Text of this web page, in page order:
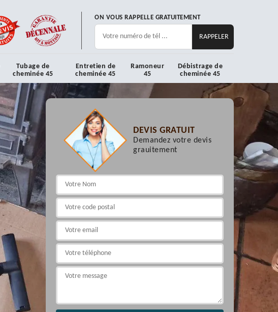
ON VOUS RAPPELLE GRATUITEMENT
Tubage de
cheminée 45
Entretien de
cheminée 45
Ramoneur
45
Débistrage de
cheminée 45
DEVIS GRATUIT
Demandez votre devis
grauitement